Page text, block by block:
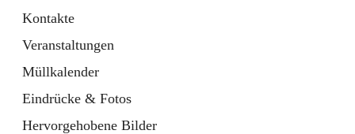
Kontakte
Veranstaltungen
Müllkalender
Eindrücke & Fotos
Hervorgehobene BilderHauptadresse